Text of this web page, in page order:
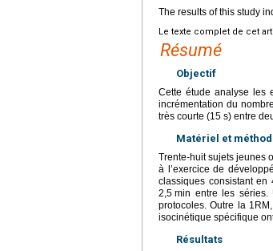
The results of this study
Le texte complet de cet
Résumé
Objectif
Cette étude analyse les
incrémentation du
très courte (15 s) entre
Matériel et
Trente-huit sujets jeunes
à l’exercice de
classiques consistant en
2,5 min entre les
protocoles. Outre la
isocinétique spécifique
Résultats